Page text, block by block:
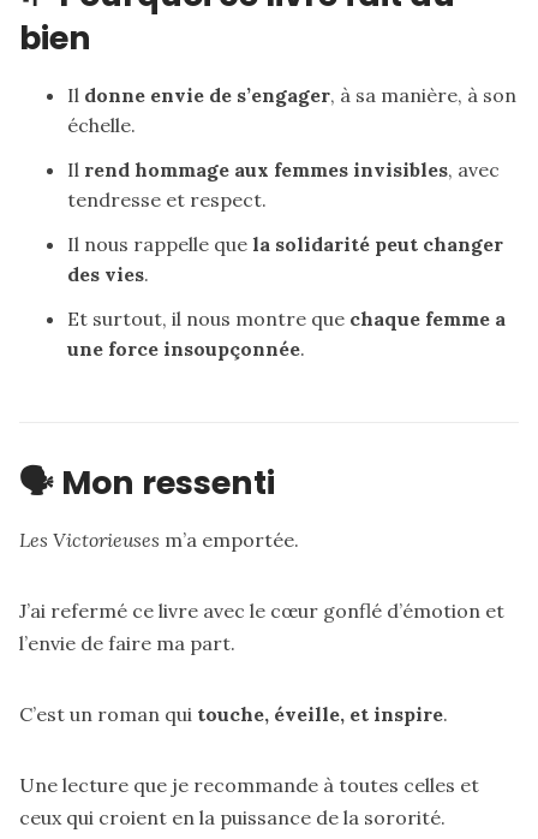
bien
Il donne envie de s’engager, à sa manière, à son
échelle.
Il rend hommage aux femmes invisibles, avec
tendresse et respect.
Il nous rappelle que la solidarité peut changer
des vies.
Et surtout, il nous montre que chaque femme a
une force insoupçonnée.
🗣️ Mon ressenti
Les Victorieuses m’a emportée.
J’ai refermé ce livre avec le cœur gonflé d’émotion et
l’envie de faire ma part.
C’est un roman qui touche, éveille, et inspire.
Une lecture que je recommande à toutes celles et
ceux qui croient en la puissance de la sororité.